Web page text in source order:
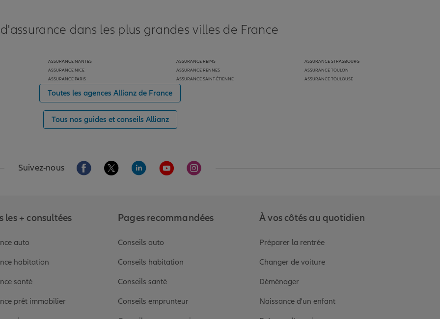
dans les plus grandes villes de France
ASSURANCE NANTES
ASSURANCE NICE
ASSURANCE PARIS
ASSURANCE REIMS
ASSURANCE RENNES
ASSURANCE SAINT-ÉTIENNE
ASSURANCE STRASBOURG
ASSURANCE TOULON
ASSURANCE TOULOUSE
Toutes les agences Allianz de France
Tous nos guides et conseils Allianz
Suivez-nous Aller sur la page Facebook de Allianz
Aller sur la page Twitter de Allianz
Aller sur la page Linkedin de Allianz
Aller sur la page Youtube de Allianz
Aller sur la page Instagram de Allianz
les + consultées
auto
habitation
santé
prêt immobilier
Pages recommandées
Conseils auto
Conseils habitation
Conseils santé
Conseils emprunteur
À vos côtés au quotidien
Préparer la rentrée
Changer de voiture
Déménager
Naissance d'un enfant